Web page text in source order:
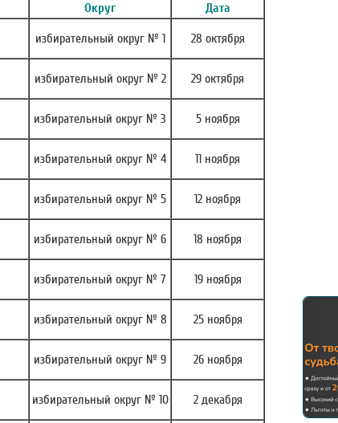
Округ Дата
избирательный округ № 1 28 октября
избирательный округ № 2 29 октября
избирательный округ № 3 5 ноября
избирательный округ № 4 11 ноября
избирательный округ № 5 12 ноября
избирательный округ № 6 18 ноября
избирательный округ № 7 19 ноября
избирательный округ № 8 25 ноября
избирательный округ № 9 26 ноября
избирательный округ № 10 2 декабря